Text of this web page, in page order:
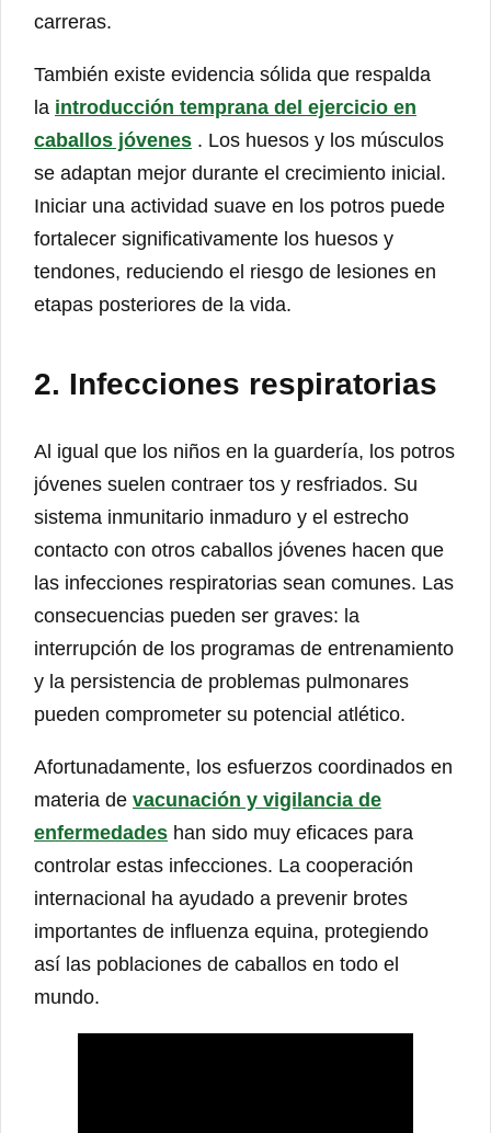
carreras.
También existe evidencia sólida que respalda
la introducción temprana del ejercicio en
caballos jóvenes . Los huesos y los músculos
se adaptan mejor durante el crecimiento inicial.
Iniciar una actividad suave en los potros puede
fortalecer significativamente los huesos y
tendones, reduciendo el riesgo de lesiones en
etapas posteriores de la vida.
2. Infecciones respiratorias
Al igual que los niños en la guardería, los potros
jóvenes suelen contraer tos y resfriados. Su
sistema inmunitario inmaduro y el estrecho
contacto con otros caballos jóvenes hacen que
las infecciones respiratorias sean comunes. Las
consecuencias pueden ser graves: la
interrupción de los programas de entrenamiento
y la persistencia de problemas pulmonares
pueden comprometer su potencial atlético.
Afortunadamente, los esfuerzos coordinados en
materia de vacunación y vigilancia de
enfermedades han sido muy eficaces para
controlar estas infecciones. La cooperación
internacional ha ayudado a prevenir brotes
importantes de influenza equina, protegiendo
así las poblaciones de caballos en todo el
mundo.